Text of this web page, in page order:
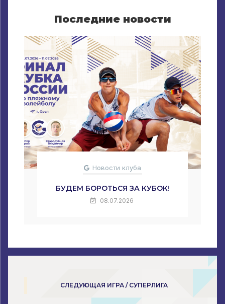
Последние новости
Новости клуба
БУДЕМ БОРОТЬСЯ ЗА КУБОК!
08.07.2026
СЛЕДУЮЩАЯ ИГРА / СУПЕРЛИГА